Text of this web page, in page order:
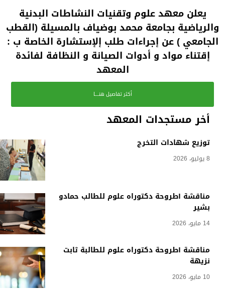
أخر مستجدات المعهد
توزيع شهادات التخرج
8 يوليو، 2026
مناقشة أطروحة دكتوراه علوم للطالب حمادو
بشير
14 مايو، 2026
مناقشة أطروحة دكتوراه علوم للطالبة ثابت
نزيهة
10 مايو، 2026
يعلن معهد علوم وتقنيات النشاطات البدنية
والرياضية بجامعة محمد بوضياف بالمسيلة (القطب
الجامعي ) عن إجراءات طلب إلإستشارة الخاصة ب :
إقتناء مواد و أدوات الصيانة و النظافة لفائدة
المعهد
أكثر تفاصيل هنــــا